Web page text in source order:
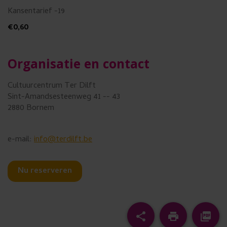
Kansentarief -19
€0,60
Organisatie en contact
Cultuurcentrum Ter Dilft
Sint-Amandsesteenweg 41 -- 43
2880 Bornem
e-mail: info@terdilft.be
Nu reserveren
share print
Afdrukken
picture_as_pdf
Pdf